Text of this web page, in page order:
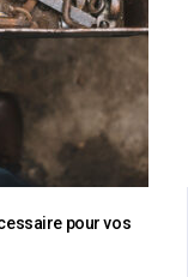
pour vos